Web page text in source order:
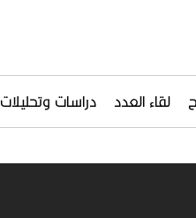
لقاء العدد دراسات وتحليلات